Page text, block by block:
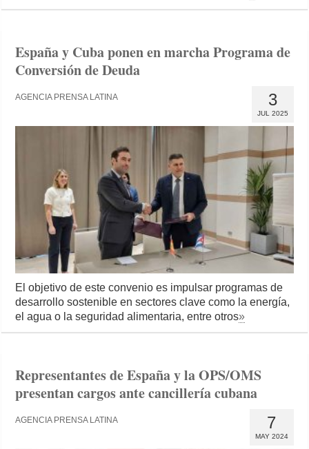
España y Cuba ponen en marcha Programa de
Conversión de Deuda
3
JUL 2025
AGENCIA PRENSA LATINA
El objetivo de este convenio es impulsar programas de
desarrollo sostenible en sectores clave como la energía,
el agua o la seguridad alimentaria, entre otros»
Representantes de España y la OPS/OMS
presentan cargos ante cancillería cubana
7
MAY 2024
AGENCIA PRENSA LATINA